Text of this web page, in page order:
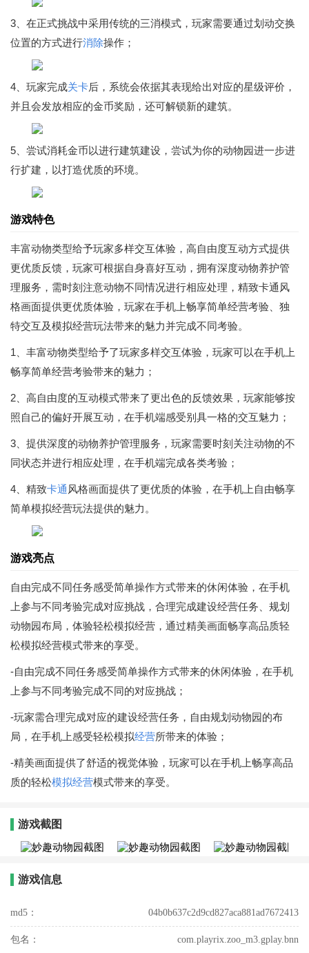
3、在正式挑战中采用传统的三消模式，玩家需要通过划动交换
位置的方式进行消除操作；
4、玩家完成关卡后，系统会依据其表现给出对应的星级评价，
并且会发放相应的金币奖励，还可解锁新的建筑。
5、尝试消耗金币以进行建筑建设，尝试为你的动物园进一步进
行扩建，以打造优质的环境。
游戏特色
丰富动物类型给予玩家多样交互体验，高自由度互动方式提供
更优质反馈，玩家可根据自身喜好互动，拥有深度动物养护管
理服务，需时刻注意动物不同情况进行相应处理，精致卡通风
格画面提供更优质体验，玩家在手机上畅享简单经营考验、独
特交互及模拟经营玩法带来的魅力并完成不同考验。
1、丰富动物类型给予了玩家多样交互体验，玩家可以在手机上
畅享简单经营考验带来的魅力；
2、高自由度的互动模式带来了更出色的反馈效果，玩家能够按
照自己的偏好开展互动，在手机端感受别具一格的交互魅力；
3、提供深度的动物养护管理服务，玩家需要时刻关注动物的不
同状态并进行相应处理，在手机端完成各类考验；
4、精致卡通 风格画面提供了更优质的体验，在手机上自由畅享
简单模拟经营玩法提供的魅力。
游戏亮点
自由完成不同任务感受简单操作方式带来的休闲体验，在手机
上参与不同考验完成对应挑战，合理完成建设经营任务、规划
动物园布局，体验轻松模拟经营，通过精美画面畅享高品质轻
松模拟经营模式带来的享受。
-自由完成不同任务感受简单操作方式带来的休闲体验，在手机
上参与不同考验完成不同的对应挑战；
-玩家需合理完成对应的建设经营任务，自由规划动物园的布
局，在手机上感受轻松模拟经营所带来的体验；
-精美画面提供了舒适的视觉体验，玩家可以在手机上畅享高品
质的轻松模拟经营模式带来的享受。
游戏截图
游戏信息
md5： 04b0b637c2d9cd827aca881ad7672413
包名： com.playrix.zoo_m3.gplay.bnn